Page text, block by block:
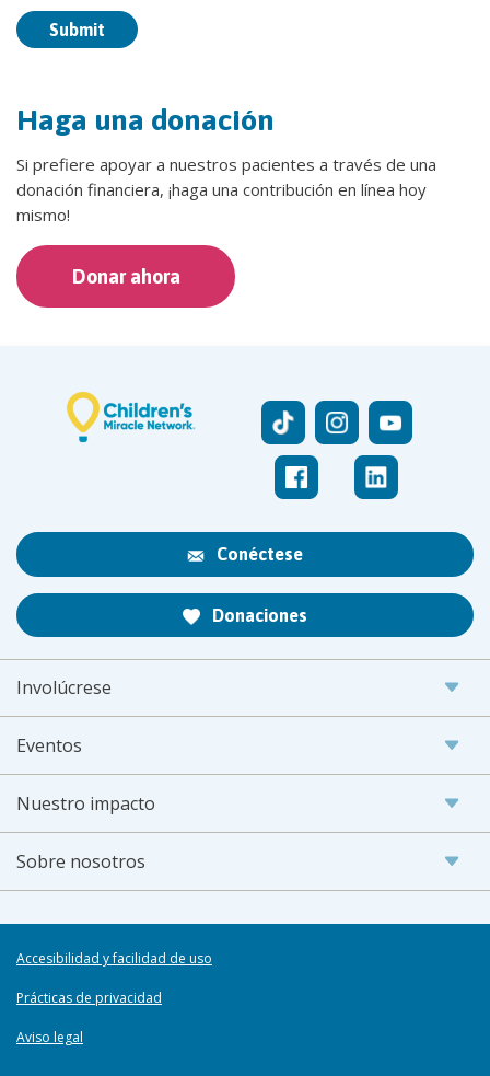
Haga una donación
Si prefiere apoyar a nuestros pacientes a través de una
donación financiera, ¡haga una contribución en línea hoy
mismo!
Donar ahora
Conéctese
Donaciones
Involúcrese
Eventos
Nuestro impacto
Sobre nosotros
Accesibilidad y facilidad de uso
Prácticas de privacidad
Aviso legal